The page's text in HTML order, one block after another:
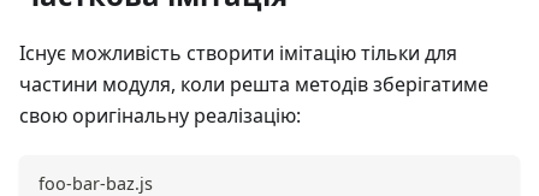
Існує можливість створити імітацію тільки для
частини модуля, коли решта методів зберігатиме
свою оригінальну реалізацію:
foo-bar-baz.js